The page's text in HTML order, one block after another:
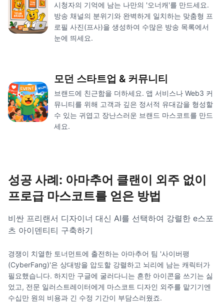
시청자의 기억에 남는 나만의 '오너캐'를 만드세요.
방송 채널의 분위기와 완벽하게 일치하는 맞춤형 프
로필 사진(프사)을 생성하여 수많은 방송 목록에서
눈에 띄세요.
모던 스타트업 & 커뮤니티
브랜드에 친근함을 더하세요. 앱 서비스나 Web3 커
뮤니티를 위해 고객과 깊은 정서적 유대감을 형성할
수 있는 귀엽고 장난스러운 브랜드 마스코트를 만드
세요.
성공 사례: 아마추어 클랜이 외주 없이
프로급 마스코트를 얻은 방법
비싼 프리랜서 디자이너 대신 AI를 선택하여 강렬한 e스포
츠 아이덴티티 구축하기
경쟁이 치열한 토너먼트에 출전하는 아마추어 팀 '사이버팽
(CyberFang)'은 상대방을 압도할 강렬하고 뇌리에 남는 캐릭터가
필요했습니다. 하지만 구글에 굴러다니는 흔한 아이콘을 쓰기는 싫
었고, 전문 일러스트레이터에게 마스코트 디자인 외주를 맡기기엔
수십만 원의 비용과 긴 수정 기간이 부담스러웠죠.